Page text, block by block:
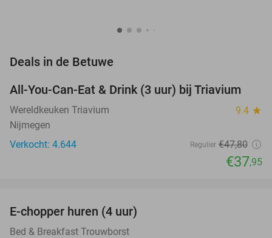
Deals in de Betuwe
21%
All-You-Can-Eat & Drink (3 uur) bij Triavium
Wereldkeuken Triavium 9.4 star
Nijmegen
Verkocht: 4.644
Regulier €47,80
€37,95
NEW
TODAY
E-chopper huren (4 uur)
Bed & Breakfast Trouwborst